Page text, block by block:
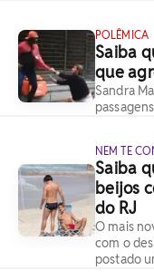
POLÊMICA
Saiba
que
Sandra
NEM TE
Saiba
beijos
do RJ
O mais
com o
postado